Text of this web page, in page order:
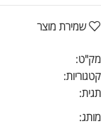
שמירת מוצר
מק"ט:
קטגוריות:
תגית:
מותג: